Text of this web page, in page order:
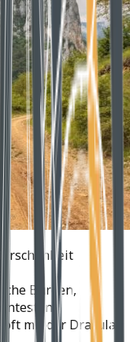
Burgen,
mit der Dracula-